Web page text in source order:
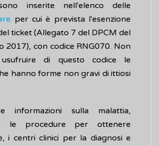
inserite nell'elenco delle
per cui è prevista l'esenzione
ticket (Allegato 7 del DPCM del
2017), con codice RNG070. Non
usufruire di questo codice le
hanno forme non gravi di ittiosi
informazioni sulla malattia,
le procedure per ottenere
i centri clinici per la diagnosi e